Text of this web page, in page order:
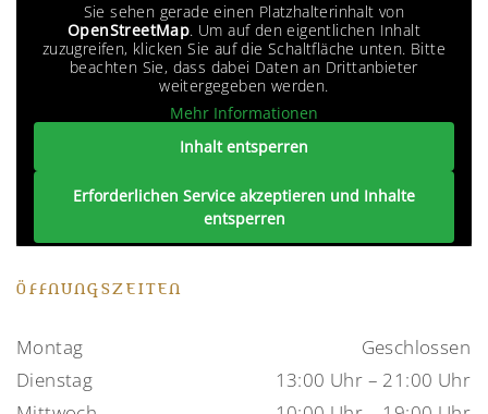
Sie sehen gerade einen Platzhalterinhalt von
OpenStreetMap. Um auf den eigentlichen Inhalt
zuzugreifen, klicken Sie auf die Schaltfläche unten. Bitte
beachten Sie, dass dabei Daten an Drittanbieter
weitergegeben werden.
Mehr Informationen
Inhalt entsperren
Erforderlichen Service akzeptieren und Inhalte
entsperren
ÖFFNUNGSZEITEN
Montag
Geschlossen
Dienstag
13:00 Uhr – 21:00 Uhr